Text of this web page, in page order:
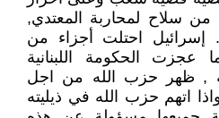
من سلاح لمحاربة المعتدي,
احتلت أجزاء من
عجزت الحكومة اللبنانية
, ظهر حزب الله من اجل
اتهم حزب الله في ذيليته